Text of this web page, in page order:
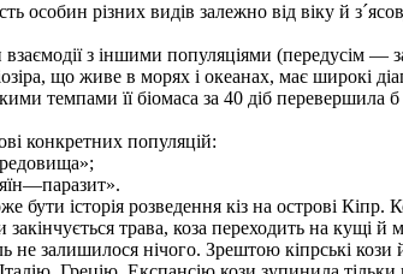
різних видів залежно від віку й
з іншими популяціями (передусім —
що живе в морях і океанах, має широкі
темпами її біомаса за 40 діб
конкретних популяцій:
бути історія розведення кіз на острові
трава, коза переходить на кущі
не залишилося нічого. Зрештою кіпрські кози